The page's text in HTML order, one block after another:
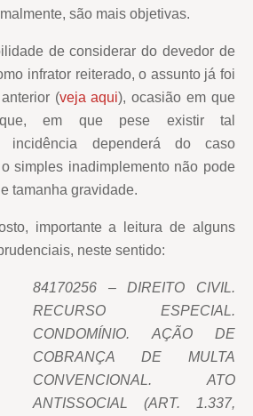
são mais objetivas.
de considerar do devedor de
infrator reiterado, o assunto já foi
(veja aqui), ocasião em que
em que pese existir tal
incidência dependerá do caso
simples inadimplemento não pode
tamanha gravidade.
importante a leitura de alguns
neste sentido:
84170256 – DIREITO CIVIL.
RECURSO ESPECIAL.
CONDOMÍNIO. AÇÃO DE
COBRANÇA DE MULTA
CONVENCIONAL. ATO
ANTISSOCIAL (ART. 1.337,